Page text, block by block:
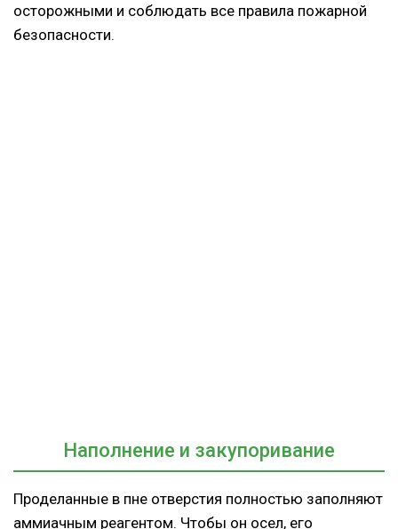
осторожными и соблюдать все правила пожарной
безопасности.
Наполнение и закупоривание
Проделанные в пне отверстия полностью заполняют
аммиачным реагентом. Чтобы он осел, его